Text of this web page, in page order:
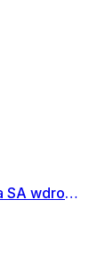
Firma C. Hartwig Energia SA wdrożyła Invest for Excel®